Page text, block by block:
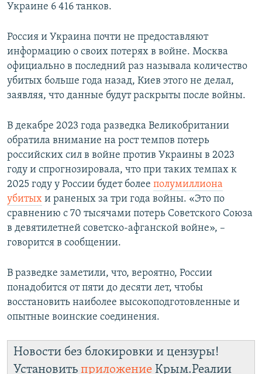
Украине 6 416 танков.
Россия и Украина почти не предоставляют
информацию о своих потерях в войне. Москва
официально в последний раз называла количество
убитых больше года назад, Киев этого не делал,
заявляя, что данные будут раскрыты после войны.
В декабре 2023 года разведка Великобритании
обратила внимание на рост темпов потерь
российских сил в войне против Украины в 2023
году и спрогнозировала, что при таких темпах к
2025 году у России будет более полумиллиона
убитых и раненых за три года войны. «Это по
сравнению с 70 тысячами потерь Советского Союза
в девятилетней советско-афганской войне», –
говорится в сообщении.
В разведке заметили, что, вероятно, России
понадобится от пяти до десяти лет, чтобы
восстановить наиболее высокоподготовленные и
опытные воинские соединения.
Новости без блокировки и цензуры!
Установить приложение Крым.Реалии